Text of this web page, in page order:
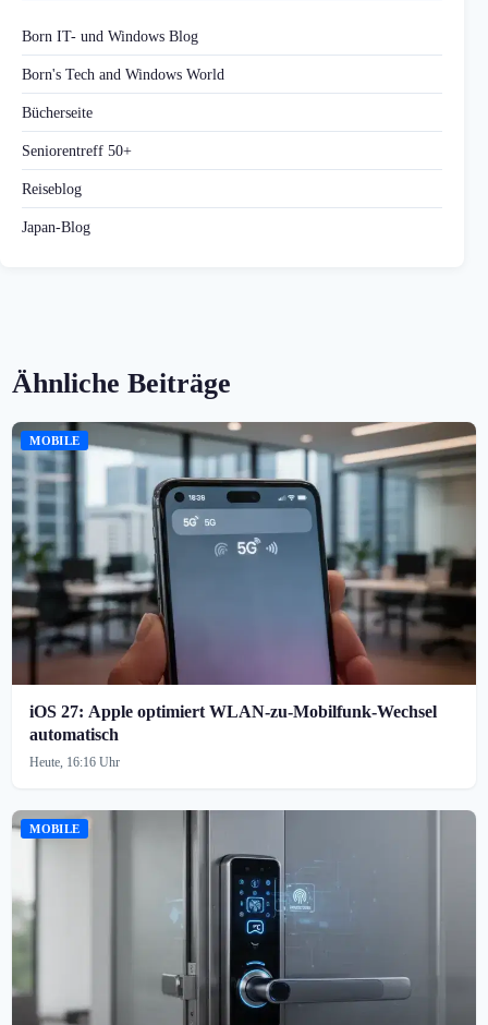
Born IT- und Windows Blog
Born's Tech and Windows World
Bücherseite
Seniorentreff 50+
Reiseblog
Japan-Blog
Ähnliche Beiträge
MOBILE
iOS 27: Apple optimiert WLAN-zu-Mobilfunk-Wechsel
automatisch
Heute, 16:16 Uhr
MOBILE